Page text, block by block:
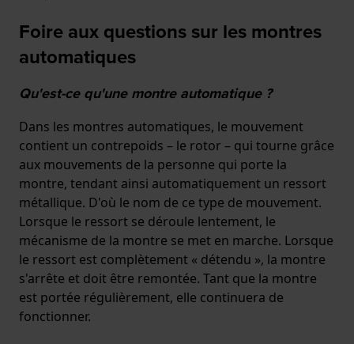
Foire aux questions sur les montres
automatiques
Qu'est-ce qu'une montre automatique ?
Dans les montres automatiques, le mouvement
contient un contrepoids – le rotor – qui tourne grâce
aux mouvements de la personne qui porte la
montre, tendant ainsi automatiquement un ressort
métallique. D'où le nom de ce type de mouvement.
Lorsque le ressort se déroule lentement, le
mécanisme de la montre se met en marche. Lorsque
le ressort est complètement « détendu », la montre
s'arrête et doit être remontée. Tant que la montre
est portée régulièrement, elle continuera de
fonctionner.